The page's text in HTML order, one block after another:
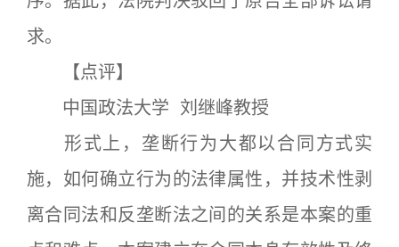
求。
【点评】
中国政法大学 刘继峰教授
形式上，垄断行为大都以合同方式实
施，如何确立行为的法律属性，并技术性剥
离合同法和反垄断法之间的关系是本案的重